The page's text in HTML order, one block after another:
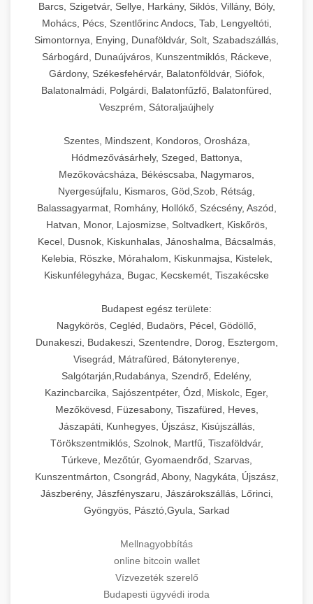
Barcs, Szigetvár, Sellye, Harkány, Siklós, Villány, Bóly,
Mohács, Pécs, Szentlőrinc Andocs, Tab, Lengyeltóti,
Simontornya, Enying, Dunaföldvár, Solt, Szabadszállás,
Sárbogárd, Dunaújváros, Kunszentmiklós, Ráckeve,
Gárdony, Székesfehérvár, Balatonföldvár, Siófok,
Balatonalmádi, Polgárdi, Balatonfűzfő, Balatonfüred,
Veszprém, Sátoraljaújhely
Szentes, Mindszent, Kondoros, Orosháza,
Hódmezővásárhely, Szeged, Battonya,
Mezőkovácsháza, Békéscsaba, Nagymaros,
Nyergesújfalu, Kismaros, Göd,Szob, Rétság,
Balassagyarmat, Romhány, Hollókő, Szécsény, Aszód,
Hatvan, Monor, Lajosmizse, Soltvadkert, Kiskőrös,
Kecel, Dusnok, Kiskunhalas, Jánoshalma, Bácsalmás,
Kelebia, Röszke, Mórahalom, Kiskunmajsa, Kistelek,
Kiskunfélegyháza, Bugac, Kecskemét, Tiszakécske
Budapest egész területe:
Nagykörös, Cegléd, Budaörs, Pécel, Gödöllő,
Dunakeszi, Budakeszi, Szentendre, Dorog, Esztergom,
Visegrád, Mátrafüred, Bátonyterenye,
Salgótarján,Rudabánya, Szendrő, Edelény,
Kazincbarcika, Sajószentpéter, Ózd, Miskolc, Eger,
Mezőkövesd, Füzesabony, Tiszafüred, Heves,
Jászapáti, Kunhegyes, Újszász, Kisújszállás,
Törökszentmiklós, Szolnok, Martfű, Tiszaföldvár,
Túrkeve, Mezőtúr, Gyomaendrőd, Szarvas,
Kunszentmárton, Csongrád, Abony, Nagykáta, Újszász,
Jászberény, Jászfényszaru, Jászárokszállás, Lőrinci,
Gyöngyös, Pásztó,Gyula, Sarkad
Mellnagyobbítás
online bitcoin wallet
Vízvezeték szerelő
Budapesti ügyvédi iroda